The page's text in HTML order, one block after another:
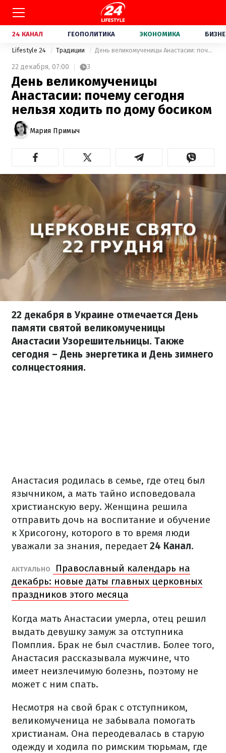
24 КАНАЛ ГЕОПОЛИТИКА ЭКОНОМИКА
Lifestyle 24 Традиции День великомученицы Анастасии: почему сегодня нельзя ходить по дому босиком
22 декабря, 07:00 3
День великомученицы
Анастасии: почему сегодня
нельзя ходить по дому босиком
Мария Примыч
22 декабря в Украине отмечается День
памяти святой великомученицы
Анастасии Узорешительницы. Также
сегодня – День энергетика и День зимнего
солнцестояния.
Анастасия родилась в семье, где отец был
язычником, а мать тайно исповедовала
христианскую веру. Женщина решила
отправить дочь на воспитание и обучение
к Хрисогону, которого в то время люди
уважали за знания, передает24 Канал.
АКТУАЛЬНО
Православный календарь на
декабрь: новые даты главных церковных
праздников этого месяца
Когда мать Анастасии умерла, отец решил
выдать девушку замуж за отступника
Помплия. Брак не был счастлив. Более того,
Анастасия рассказывала мужчине, что
имеет неизлечимую болезнь, поэтому не
может с ним спать.
Несмотря на свой брак с отступником,
великомученица не забывала помогать
христианам. Она переодевалась в старую
одежду и ходила по римским тюрьмам, где